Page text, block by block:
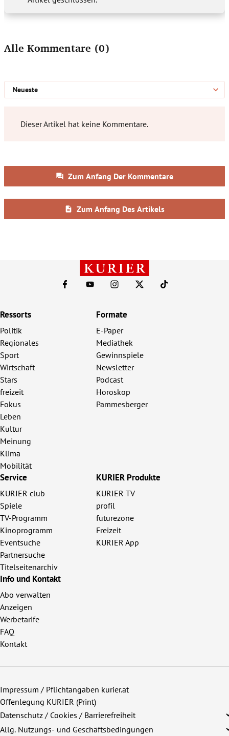
Ressorts
Politik
Regionales
Sport
Wirtschaft
Stars
freizeit
Fokus
Leben
Kultur
Meinung
Klima
Mobilität
Formate
E-Paper
Mediathek
Gewinnspiele
Newsletter
Podcast
Horoskop
Pammesberger
Service
KURIER club
Spiele
TV-Programm
Kinoprogramm
Eventsuche
Partnersuche
Titelseitenarchiv
KURIER Produkte
KURIER TV
profil
futurezone
Freizeit
KURIER App
Info und Kontakt
Abo verwalten
Anzeigen
Werbetarife
FAQ
Kontakt
Impressum / Pflichtangaben kurier.at
Offenlegung KURIER (Print)
Datenschutz / Cookies / Barrierefreiheit
Allg. Nutzungs- und Geschäftsbedingungen